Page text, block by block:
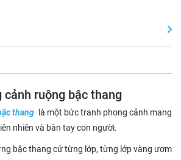
cảnh ruộng bậc thang
thang
là một bức tranh phong cảnh mang
nhiên và bàn tay con người.
bậc thang cứ từng lớp, từng lớp vàng ươm